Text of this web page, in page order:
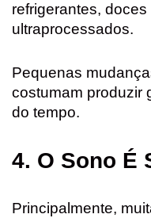
refrigerantes,
ultraprocessados.
Pequenas
costumam produzir
do tempo.
4. O Sono É
Principalmente,